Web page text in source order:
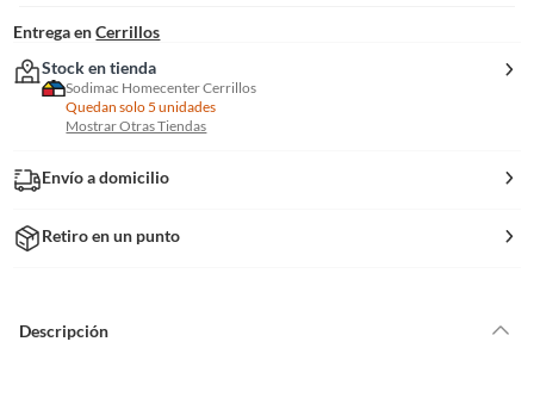
Entrega en Cerrillos
Stock en tienda
Sodimac Homecenter Cerrillos
Quedan solo 5 unidades
Mostrar Otras Tiendas
Envío a domicilio
Retiro en un punto
Descripción